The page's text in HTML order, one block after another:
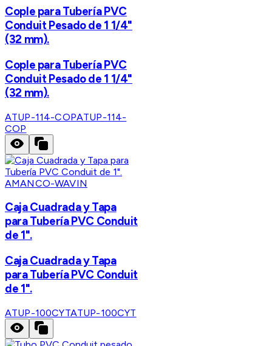
Cople para Tubería PVC
Conduit Pesado de 1 1/4"
(32 mm).
Cople para Tubería PVC
Conduit Pesado de 1 1/4"
(32 mm).
ATUP-114-COPATUP-114-
COP
AMANCO-WAVIN
Caja Cuadrada y Tapa
para Tubería PVC Conduit
de 1".
Caja Cuadrada y Tapa
para Tubería PVC Conduit
de 1".
ATUP-100CYTATUP-100CYT